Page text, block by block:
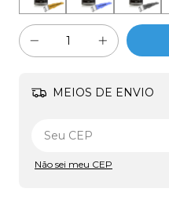
MEIOS DE ENVIO
Não sei meu CEP